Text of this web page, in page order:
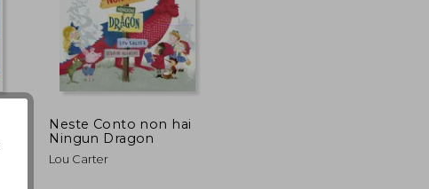
$ 35.28
$ 19.40
45%
dcto.
Neste Conto non hai
Ningun Dragon
Lou Carter